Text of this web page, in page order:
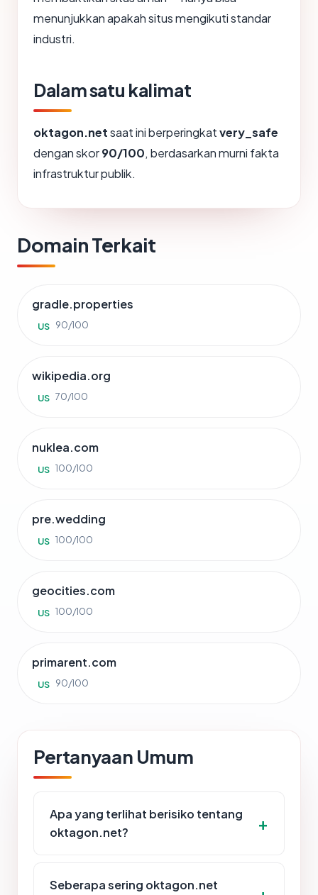
menunjukkan apakah situs mengikuti standar
industri.
Dalam satu kalimat
oktagon.netsaat ini berperingkatvery_safe
dengan skor90/100, berdasarkan murni fakta
infrastruktur publik.
Domain Terkait
gradle.properties
US 90/100
wikipedia.org
US 70/100
nuklea.com
US 100/100
pre.wedding
US 100/100
geocities.com
US 100/100
primarent.com
US 90/100
Pertanyaan Umum
Apa yang terlihat berisiko tentang
oktagon.net?
Seberapa sering oktagon.net